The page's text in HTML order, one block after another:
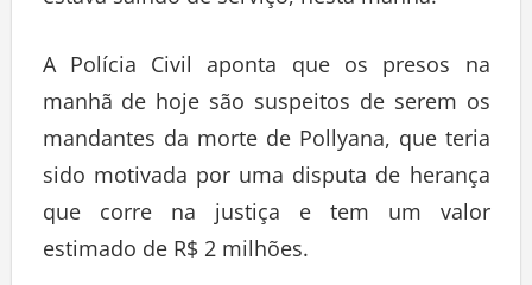
A Polícia Civil aponta que os presos na
manhã de hoje são suspeitos de serem os
mandantes da morte de Pollyana, que teria
sido motivada por uma disputa de herança
que corre na justiça e tem um valor
estimado de R$ 2 milhões.